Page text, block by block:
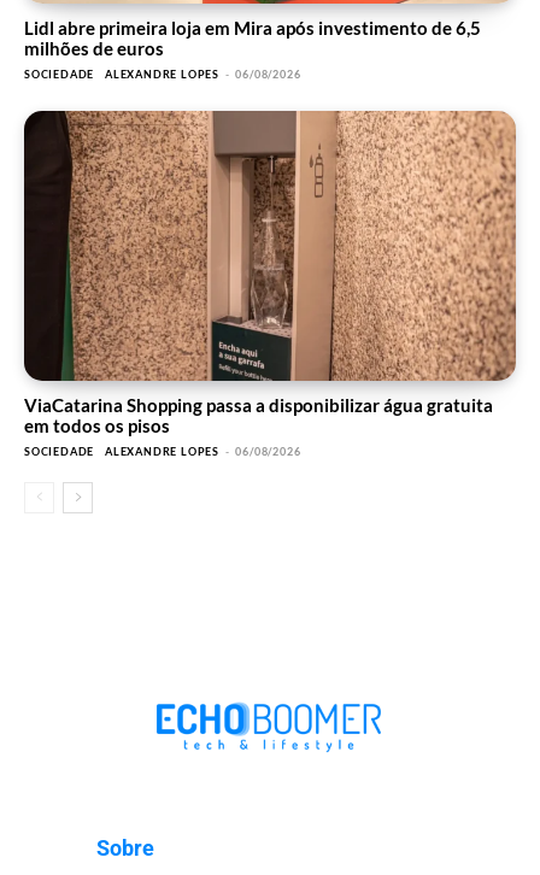
Lidl abre primeira loja em Mira após investimento de 6,5
milhões de euros
SOCIEDADE ALEXANDRE LOPES - 06/08/2026
ViaCatarina Shopping passa a disponibilizar água gratuita
em todos os pisos
SOCIEDADE ALEXANDRE LOPES - 06/08/2026
Sobre